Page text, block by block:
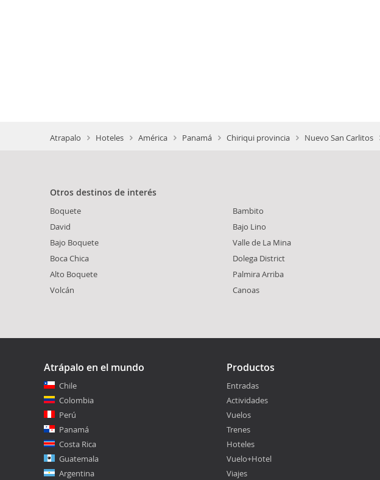
Atrapalo Hoteles América Panamá Chiriqui provincia Nuevo San Carlitos
Otros destinos de interés
Boquete
David
Bajo Boquete
Boca Chica
Alto Boquete
Volcán
Bambito
Bajo Lino
Valle de La Mina
Dolega District
Palmira Arriba
Canoas
Atrápalo en el mundo
Chile
Colombia
Perú
Panamá
Costa Rica
Guatemala
Argentina
Productos
Entradas
Actividades
Vuelos
Trenes
Hoteles
Vuelo+Hotel
Viajes